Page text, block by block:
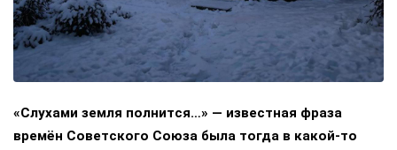
«Слухами земля полнится…» — известная фраза
времён Советского Союза была тогда в какой-то